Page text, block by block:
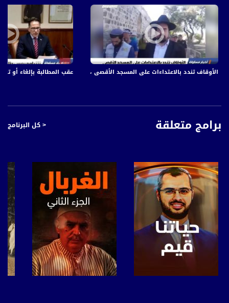
عقب المطالبة بإلغاء أوالأوقاف تندد بالاعتداءات على المسجد الأقصى ،اخبار مساواة 19.5.2019، قناة مساواة
برامج متعلقة < كل البرنامج